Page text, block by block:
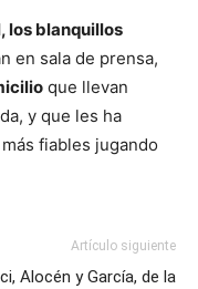
los blanquillos
en sala de prensa,
que llevan
y que les ha
fiables jugando
Artículo siguiente
Alocén y García, de la